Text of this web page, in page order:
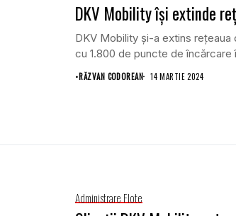
DKV Mobility își extinde
DKV Mobility și-a extins
cu 1.800 de puncte de încărcare
•RĂZVAN CODOREAN 14 MARTIE 2024
Administrare Flote